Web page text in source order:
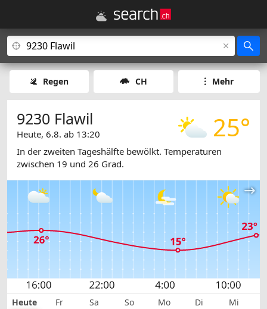
Regen CH Mehr
25°
9230 Flawil
Heute, 6.8. ab 13:20
In der zweiten Tageshälfte bewölkt. Temperaturen
zwischen 19 und 26 Grad.
Heute Fr Sa So Mo Di Mi